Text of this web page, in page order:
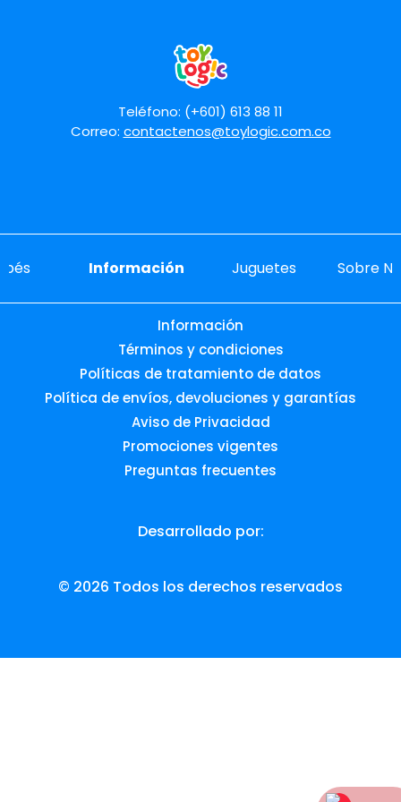
Teléfono: (+601) 613 88 11
Correo: contactenos@toylogic.com.co
Información Juguetes Sobre
Información
Términos y condiciones
Políticas de tratamiento de datos
Política de envíos, devoluciones y garantías
Aviso de Privacidad
Promociones vigentes
Preguntas frecuentes
Desarrollado por:
© 2026 Todos los derechos reservados